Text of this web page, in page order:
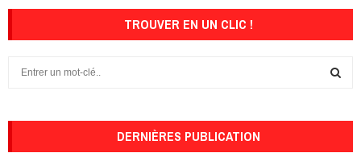
TROUVER EN UN CLIC !
DERNIÈRES PUBLICATION